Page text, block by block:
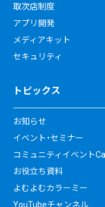
取次店制度
アプリ開発
メディアキット
セキュリティ
トピックス
お知らせ
イベント・セミナー
コミュニティイベント
お役立ち資料
よむよむカラーミー
YouTubeチャンネル